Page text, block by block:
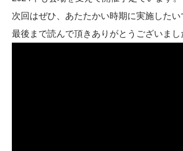
次回はぜひ、あたたかい時期に実施したい
最後まで読んで頂きありがとうございまし